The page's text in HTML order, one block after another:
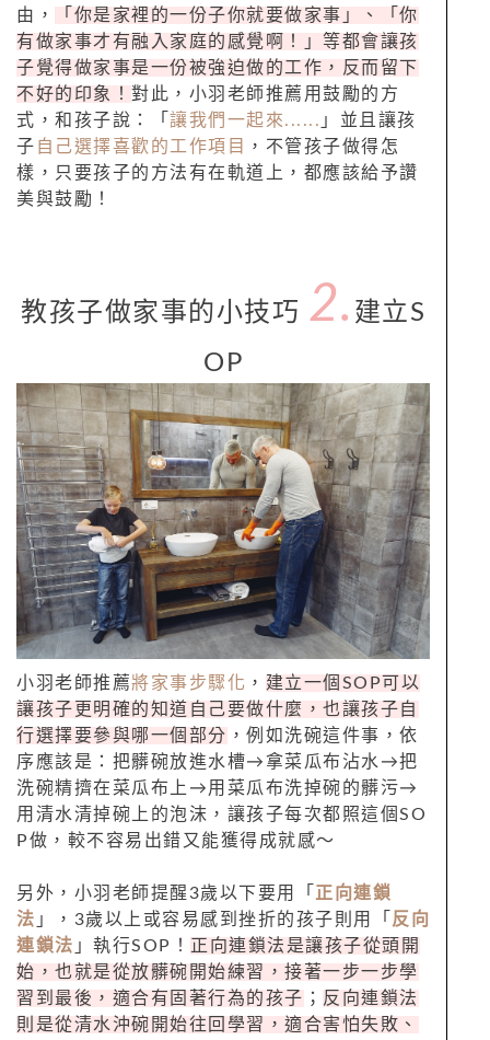
由，
「你是家裡的一份子你就要做家事」、「你
有做家事才有融入家庭的感覺啊！」等都會讓孩
子覺得做家事是一份被強迫做的工作，反而留下
不好的印象！ 對此，小羽老師推薦用鼓勵的方
式，和孩子說：「 讓我們一起來...... 」並且讓孩
子 自己選擇喜歡的工作項目
，不管孩子做得怎
樣，只要孩子的方法有在軌道上，都應該給予讚
美與鼓勵！
教孩子做家事的小技巧 2. 建立S
OP
小羽老師推薦將家事步驟化 ， 建立一個SOP可以
讓孩子更明確的知道自己要做什麼，也讓孩子自
行選擇要參與哪一個部分 ，例如洗碗這件事，依
序應該是：把髒碗放進水槽→拿菜瓜布沾水→把
洗碗精擠在菜瓜布上→用菜瓜布洗掉碗的髒污→
用清水清掉碗上的泡沫，讓孩子每次都照這個SO
P做，較不容易出錯又能獲得成就感～
另外，小羽老師提醒3歲以下要用「 正向連鎖
法 」，3歲以上或容易感到挫折的孩子則用「 反向
連鎖法 」執行SOP！
正向連鎖法是讓孩子從頭開
始，也就是從放髒碗開始練習，接著一步一步學
習到最後，適合有固著行為的孩子 ； 反向連鎖法
則是從清水沖碗開始往回學習，適合害怕失敗、